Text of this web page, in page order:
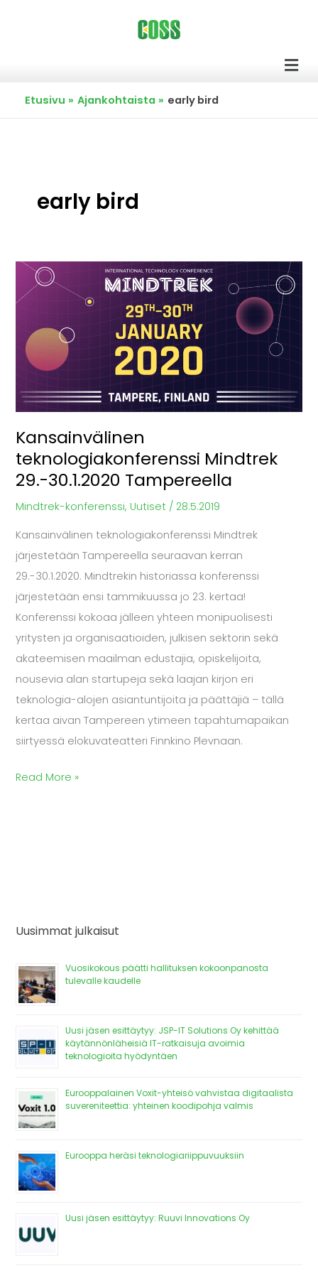
Etusivu Ajankohtaista early bird
early bird
Kansainvälinen
teknologiakonferenssi Mindtrek
29.-30.1.2020 Tampereella
Mindtrek-konferenssi, Uutiset / 28.5.2019
Kansainvälinen teknologiakonferenssi Mindtrek
järjestetään Tampereella seuraavan kerran
29.-30.1.2020. Mindtrekin historiassa konferenssi
järjestetään ensi tammikuussa jo 23. kertaa!
Konferenssi kokoaa jälleen yhteen monipuolisesti
yritysten ja organisaatioiden, julkisen sektorin sekä
akateemisen maailman edustajia, opiskelijoita,
nousevia alan startupeja sekä laajan kirjon eri
teknologia-alojen asiantuntijoita ja päättäjiä – tällä
kertaa aivan Tampereen ytimeen tapahtumapaikan
siirtyessä elokuvateatteri Finnkino Plevnaan.
Kansainvälinen
teknologiakonferenssi
29.-30.1.2020
Tampereella
Read More »
Uusimmat julkaisut
Vuosikokous päätti hallituksen kokoonpanosta
tulevalle kaudelle
Uusi jäsen esittäytyy: JSP-IT Solutions Oy kehittää
käytännönläheisiä IT-ratkaisuja avoimia
teknologioita hyödyntäen
Eurooppalainen Voxit-yhteisö vahvistaa digitaalista
suvereniteettia: yhteinen koodipohja valmis
Eurooppa heräsi teknologiariippuvuuksiin
Uusi jäsen esittäytyy: Ruuvi Innovations Oy